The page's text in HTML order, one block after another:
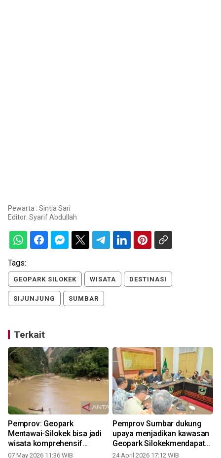
Pewarta : Sintia Sari
Editor: Syarif Abdullah
Tags:
GEOPARK SILOKEK WISATA DESTINASI
SIJUNJUNG SUMBAR
Terkait
Pemprov: Geopark
Mentawai-Silokek bisa jadi
wisata komprehensif
Sumbar
07 May 2026 11:36 WIB
Pemprov Sumbar dukung
upaya menjadikan kawasan
Geopark Silokekmendapat
pengakuan dunia
24 April 2026 17:12 WIB